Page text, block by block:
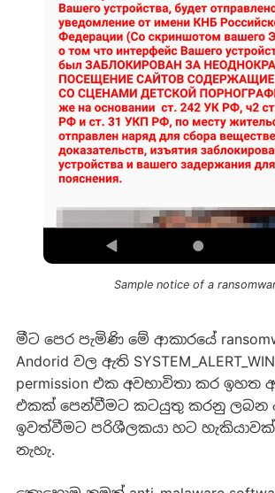
Sample notice of a
මීට පෙර ‍පැමිණි මේ ආකාරයේ
Andorid වල ඇති
permission එක අවභාවිතා කර ඉහත
එකක් පෙන්වීමට කටයුතු කරනු ලබන
ඉවත්වීමට පරිශීලකයා හට හැකියාවක්
නැහැ.